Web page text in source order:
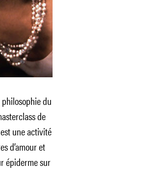
du
de
une activité
d’amour et
épiderme sur